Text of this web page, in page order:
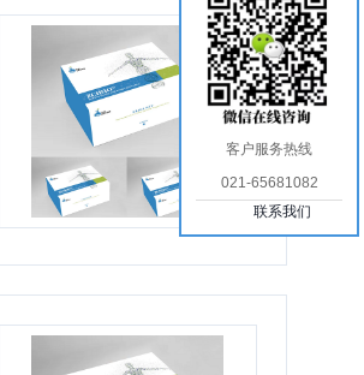
客户服务热线
021-65681082
联系我们